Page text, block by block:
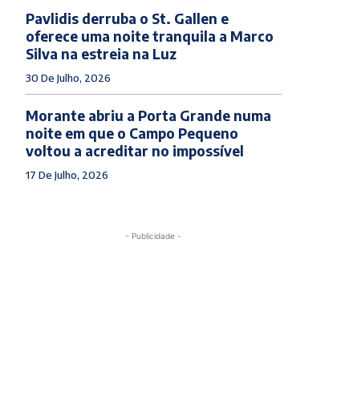
Pavlidis derruba o St. Gallen e
oferece uma noite tranquila a Marco
Silva na estreia na Luz
30 De Julho, 2026
Morante abriu a Porta Grande numa
noite em que o Campo Pequeno
voltou a acreditar no impossível
17 De Julho, 2026
- Publicidade -